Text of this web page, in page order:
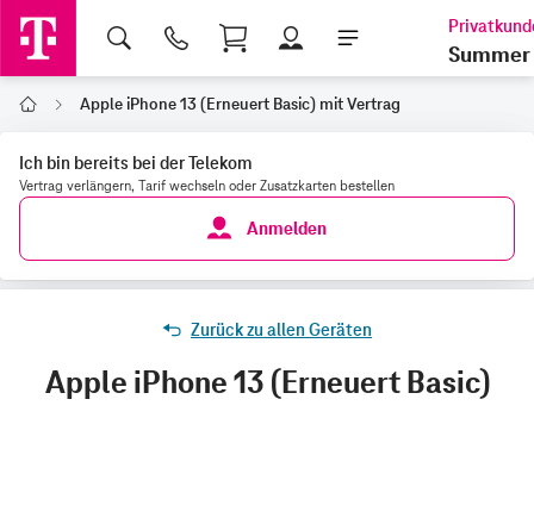
Shopping Cart
Summer
Home Apple iPhone 13 (Erneuert Basic) mit Vertrag
Ich bin bereits bei der Telekom
Vertrag verlängern, Tarif wechseln oder Zusatzkarten bestellen
Anmelden
Zurück zu allen Geräten
Apple iPhone 13 (Erneuert Basic)